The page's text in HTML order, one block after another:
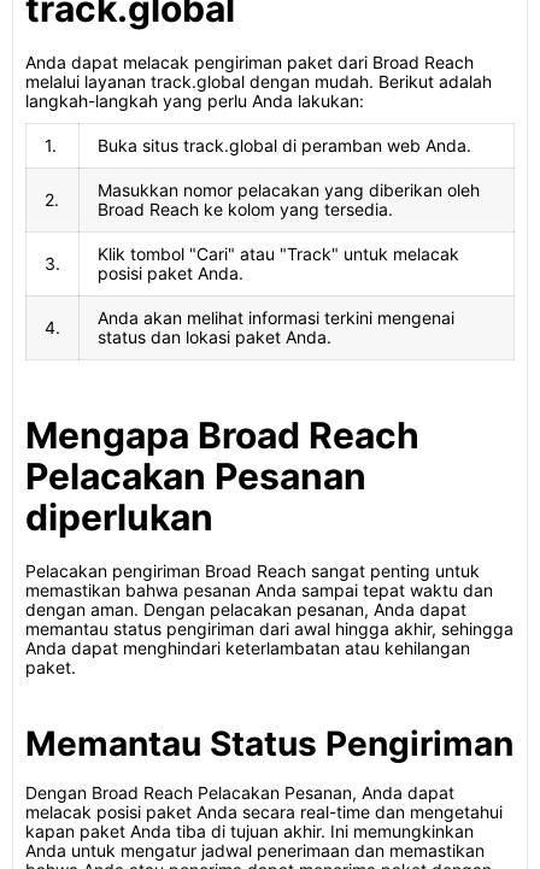
Anda dapat melacak pengiriman paket dari Broad Reach
melalui layanan track.global dengan mudah. Berikut adalah
langkah-langkah yang perlu Anda lakukan:
1. Buka situs track.global di peramban web Anda.
2.
Masukkan nomor pelacakan yang diberikan oleh
Broad Reach ke kolom yang tersedia.
3.
Klik tombol "Cari" atau "Track" untuk melacak
posisi paket Anda.
4.
Anda akan melihat informasi terkini mengenai
status dan lokasi paket Anda.
Mengapa Broad Reach
Pelacakan Pesanan
diperlukan
Pelacakan pengiriman Broad Reach sangat penting untuk
memastikan bahwa pesanan Anda sampai tepat waktu dan
dengan aman. Dengan pelacakan pesanan, Anda dapat
memantau status pengiriman dari awal hingga akhir, sehingga
Anda dapat menghindari keterlambatan atau kehilangan
paket.
Memantau Status Pengiriman
Dengan Broad Reach Pelacakan Pesanan, Anda dapat
melacak posisi paket Anda secara real-time dan mengetahui
kapan paket Anda tiba di tujuan akhir. Ini memungkinkan
Anda untuk mengatur jadwal penerimaan dan memastikan